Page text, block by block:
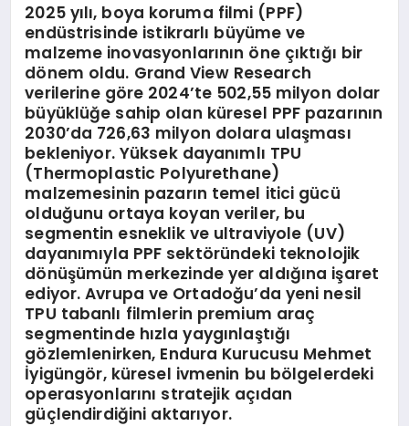
2025 yılı, boya koruma filmi (PPF)
endüstrisinde istikrarlı büyüme ve
malzeme inovasyonlarının öne çıktığı bir
dönem oldu. Grand View Research
verilerine göre 2024’te 502,55 milyon dolar
büyüklüğe sahip olan küresel PPF pazarının
2030’da 726,63 milyon dolara ulaşması
bekleniyor. Yüksek dayanımlı TPU
(Thermoplastic Polyurethane)
malzemesinin pazarın temel itici gücü
olduğunu ortaya koyan veriler, bu
segmentin esneklik ve ultraviyole (UV)
dayanımıyla PPF sektöründeki teknolojik
dönüşümün merkezinde yer aldığına işaret
ediyor. Avrupa ve Ortadoğu’da yeni nesil
TPU tabanlı filmlerin premium araç
segmentinde hızla yaygınlaştığı
gözlemlenirken, Endura Kurucusu Mehmet
İyigüngör, küresel ivmenin bu bölgelerdeki
operasyonlarını stratejik açıdan
güçlendirdiğini aktarıyor.